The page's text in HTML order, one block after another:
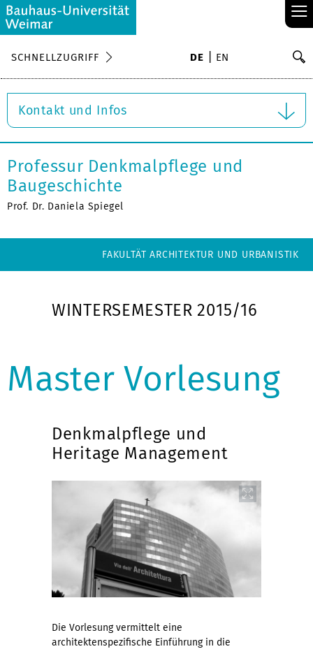
≡
SCHNELLZUGRIFF DE EN
Kontakt und Infos
Professur Denkmalpflege und
Baugeschichte
Prof. Dr. Daniela Spiegel
FAKULTÄT ARCHITEKTUR UND URBANISTIK
WINTERSEMESTER 2015/16
Master Vorlesung
Denkmalpflege und
Heritage Management
Die Vorlesung vermittelt eine
architektenspezifische Einführung in die